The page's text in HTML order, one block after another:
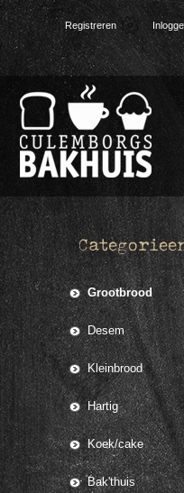
Registreren
Grootbrood
Desem
Kleinbrood
Hartig
Koek/cake
Bak'thuis